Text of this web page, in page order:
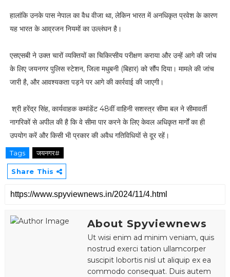
हालांकि उनके पास नेपाल का वैध वीजा था, लेकिन भारत में अनधिकृत प्रवेश के कारण
यह भारत के आव्रजन नियमों का उल्लंघन है।
एसएसबी ने उक्त चारों व्यक्तियों का चिकित्सीय परीक्षण कराया और उन्हें आगे की जांच
के लिए जयनगर पुलिस स्टेशन, जिला मधुबनी (बिहार) को सौंप दिया। मामले की जांच
जारी है, और आवश्यकता पड़ने पर आगे की कार्रवाई की जाएगी।
श्री हरेंद्र सिंह, कार्यवाहक कमांडेंट 48वीं वाहिनी सशस्त्र सीमा बल ने सीमावर्ती
नागरिकों से अपील की है कि वे सीमा पार करने के लिए केवल अधिकृत मार्गों का ही
उपयोग करें और किसी भी प्रकार की अवैध गतिविधियों से दूर रहें।
Tags जयनगर#
Share This
About Spyviewnews
Ut wisi enim ad minim veniam, quis
nostrud exerci tation ullamcorper
suscipit lobortis nisl ut aliquip ex ea
commodo consequat. Duis autem